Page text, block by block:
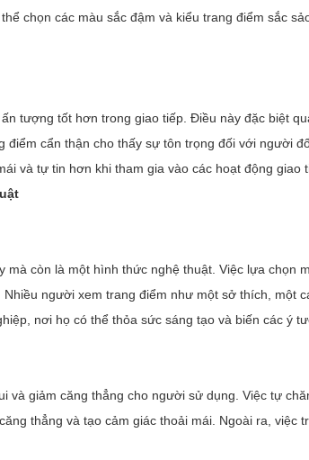
chọn các màu sắc đậm và kiểu trang điểm sắc
tượng tốt hơn trong giao tiếp. Điều này đặc biệt
cẩn thận cho thấy sự tôn trọng đối với người
và tự tin hơn khi tham gia vào các hoạt động giao
mà còn là một hình thức nghệ thuật. Việc lựa chọn
người xem trang điểm như một sở thích,
nơi họ có thể thỏa sức sáng tạo và biến các ý
và giảm căng thẳng cho người sử dụng. Việc tự
thẳng và tạo cảm giác thoải mái. Ngoài ra,